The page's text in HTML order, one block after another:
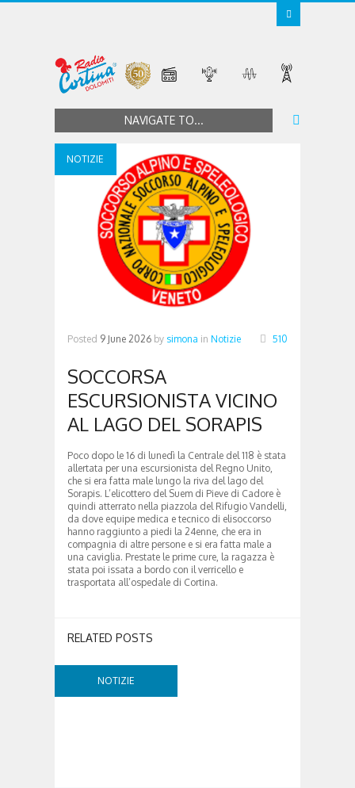
NAVIGATE TO...
NOTIZIE
Posted 9 June 2026 by simona in Notizie 510
SOCCORSA
ESCURSIONISTA VICINO
AL LAGO DEL SORAPIS
Poco dopo le 16 di lunedì la Centrale del 118 è stata
allertata per una escursionista del Regno Unito,
che si era fatta male lungo la riva del lago del
Sorapis. L’elicottero del Suem di Pieve di Cadore è
quindi atterrato nella piazzola del Rifugio Vandelli,
da dove equipe medica e tecnico di elisoccorso
hanno raggiunto a piedi la 24enne, che era in
compagnia di altre persone e si era fatta male a
una caviglia. Prestate le prime cure, la ragazza è
stata poi issata a bordo con il verricello e
trasportata all’ospedale di Cortina.
RELATED POSTS
NOTIZIE